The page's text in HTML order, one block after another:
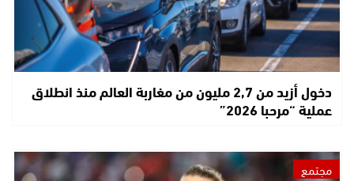
دخول أزيد من 2,7 مليون من مغاربة العالم منذ انطلاق
عملية “مرحبا 2026”
مجتمع